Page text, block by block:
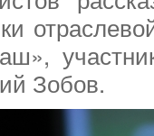
Зобов.